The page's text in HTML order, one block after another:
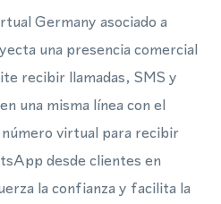
Germany asociado a
una presencia comercial
recibir llamadas, SMS y
una misma línea con el
virtual para recibir
desde clientes en
la confianza y facilita la